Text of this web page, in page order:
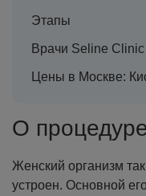
Этапы
Врачи Seline
Цены в Москве:
О
Женский организм
устроен. Основной